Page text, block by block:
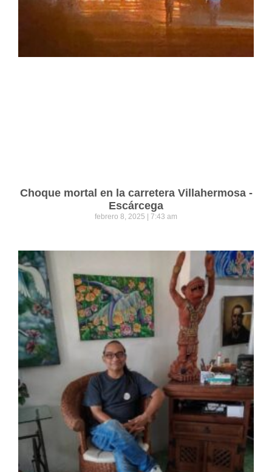
Choque mortal en la carretera Villahermosa -
Escárcega
febrero 8, 2025 7:43 am